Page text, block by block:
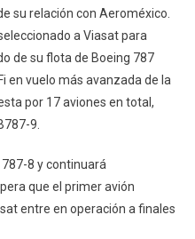
su relación con Aeroméxico.
a Viasat para
de su flota de Boeing 787
en vuelo más avanzada de la
por 17 aviones en total,
9.
8 y continuará
que el primer avión
entre en operación a finales